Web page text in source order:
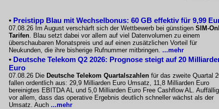
• Preistipp Blau mit Wechselbonus: 60 GB effektiv für 9,99
07.08.26 Im August verschärft sich der Wettbewerb bei günstigen SIM-
Tarifen. Blau setzt dabei vor allem auf viel Datenvolumen zu einem
überschaubaren Monatspreis und auf einen zusätzlichen Vorteil für
Neukunden, die ihre bisherige Rufnummer mitbringen. ...mehr
• Deutsche Telekom Q2 2026: Prognose steigt auf 20
Euro
07.08.26 Die Deutsche Telekom Quartalszahlen für das zweite Quartal
fallen ordentlich aus: 29,9 Milliarden Euro Umsatz, 11,8 Milliarden Euro
bereinigtes EBITDA AL und 5,0 Milliarden Euro Free Cashflow AL.
vor allem, dass das operative Ergebnis deutlich schneller wächst als der
Umsatz. Auch ...mehr